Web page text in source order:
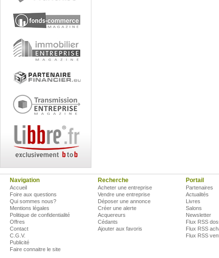
Navigation
Accueil
Foire aux questions
Qui sommes nous?
Mentions légales
Politique de confidentialité
Offres
Contact
C.G.V.
Publicité
Faire connaitre le site
Recherche
Acheter une entreprise
Vendre une entreprise
Déposer une annonce
Créer une alerte
Acquereurs
Cédants
Ajouter aux favoris
Portail
Partenaires
Actualités
Livres
Salons
Newsletter
Flux RSS
Flux RSS
Flux RSS